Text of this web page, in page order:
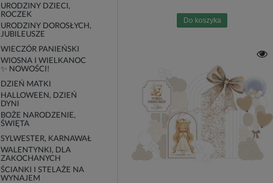
URODZINY DZIECI,
ROCZEK
URODZINY DOROSŁYCH,
JUBILEUSZE
WIECZÓR PANIEŃSKI
WIOSNA I WIELKANOC
✨ NOWOŚCI!
DZIEŃ MATKI
HALLOWEEN, DZIEŃ
DYNI
BOŻE NARODZENIE,
ŚWIĘTA
SYLWESTER, KARNAWAŁ
WALENTYNKI, DLA
ZAKOCHANYCH
ŚCIANKI I STELAŻE NA
WYNAJEM
Do koszyka